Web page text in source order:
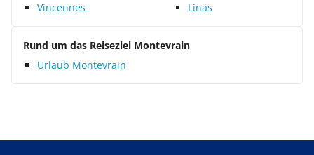
Vincennes
Linas
Rund um das Reiseziel Montevrain
Urlaub Montevrain